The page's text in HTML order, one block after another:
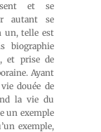
et se
autant se
un, telle est
biographie
et prise de
Ayant
douée de
la vie du
un exemple
exemple,